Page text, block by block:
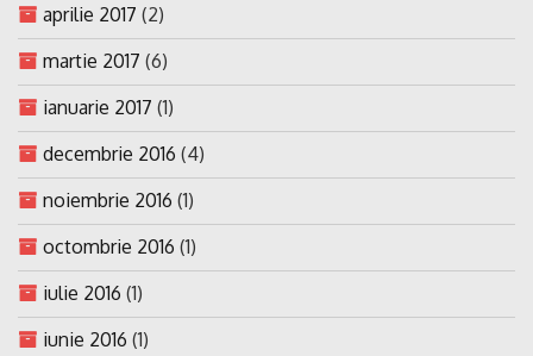
aprilie 2017 (2)
martie 2017 (6)
ianuarie 2017 (1)
decembrie 2016 (4)
noiembrie 2016 (1)
octombrie 2016 (1)
iulie 2016 (1)
iunie 2016 (1)